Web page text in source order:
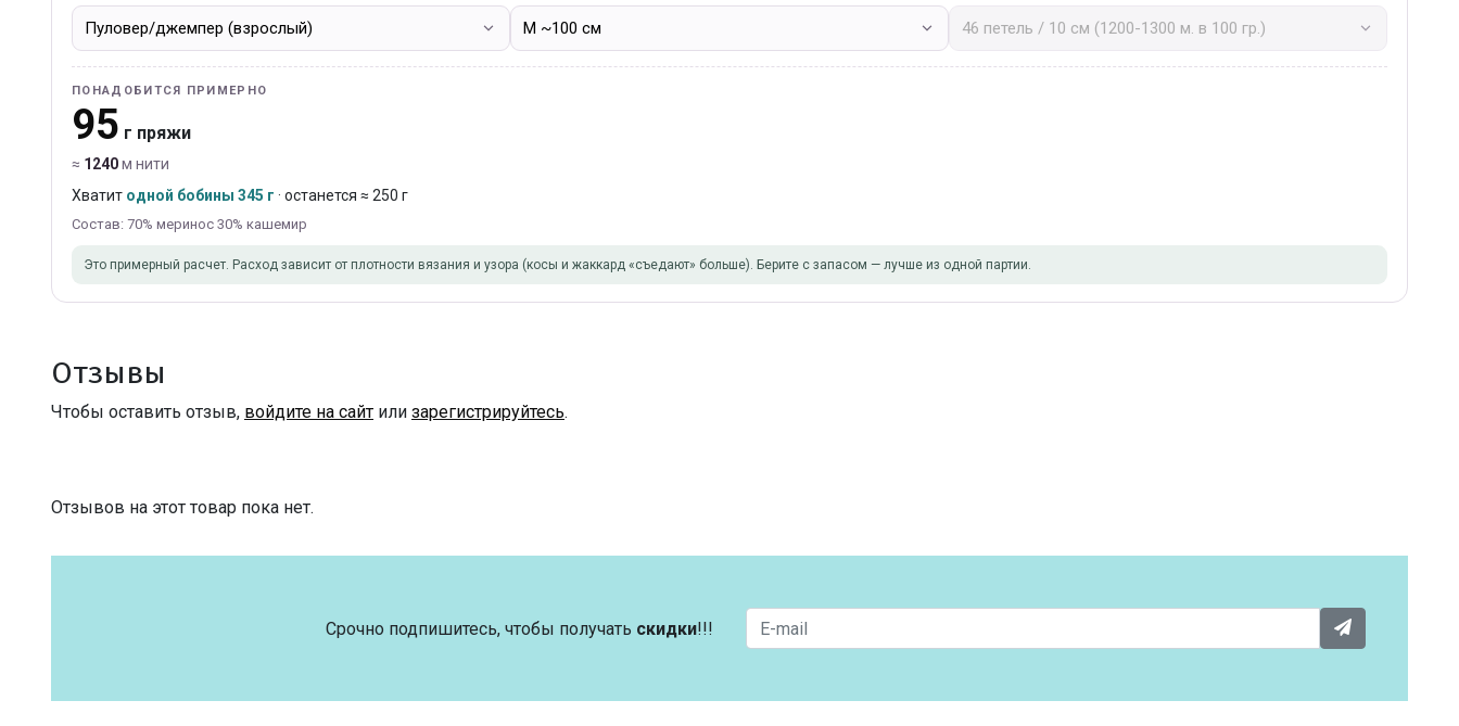
ПОНАДОБИТСЯ ПРИМЕРНО
95 г пряжи
≈ 1240м нити
Хватит одной бобины 345 г · останется ≈ 250 г
Состав: 70% меринос 30% кашемир
Это примерный расчет. Расход зависит от плотности вязания и узора (косы и жаккард «съедают» больше). Берите с запасом — лучше из одной партии.
Отзывы
Чтобы оставить отзыв, войдите на сайт или зарегистрируйтесь.
Отзывов на этот товар пока нет.
Срочно подпишитесь, чтобы получать скидки!!!